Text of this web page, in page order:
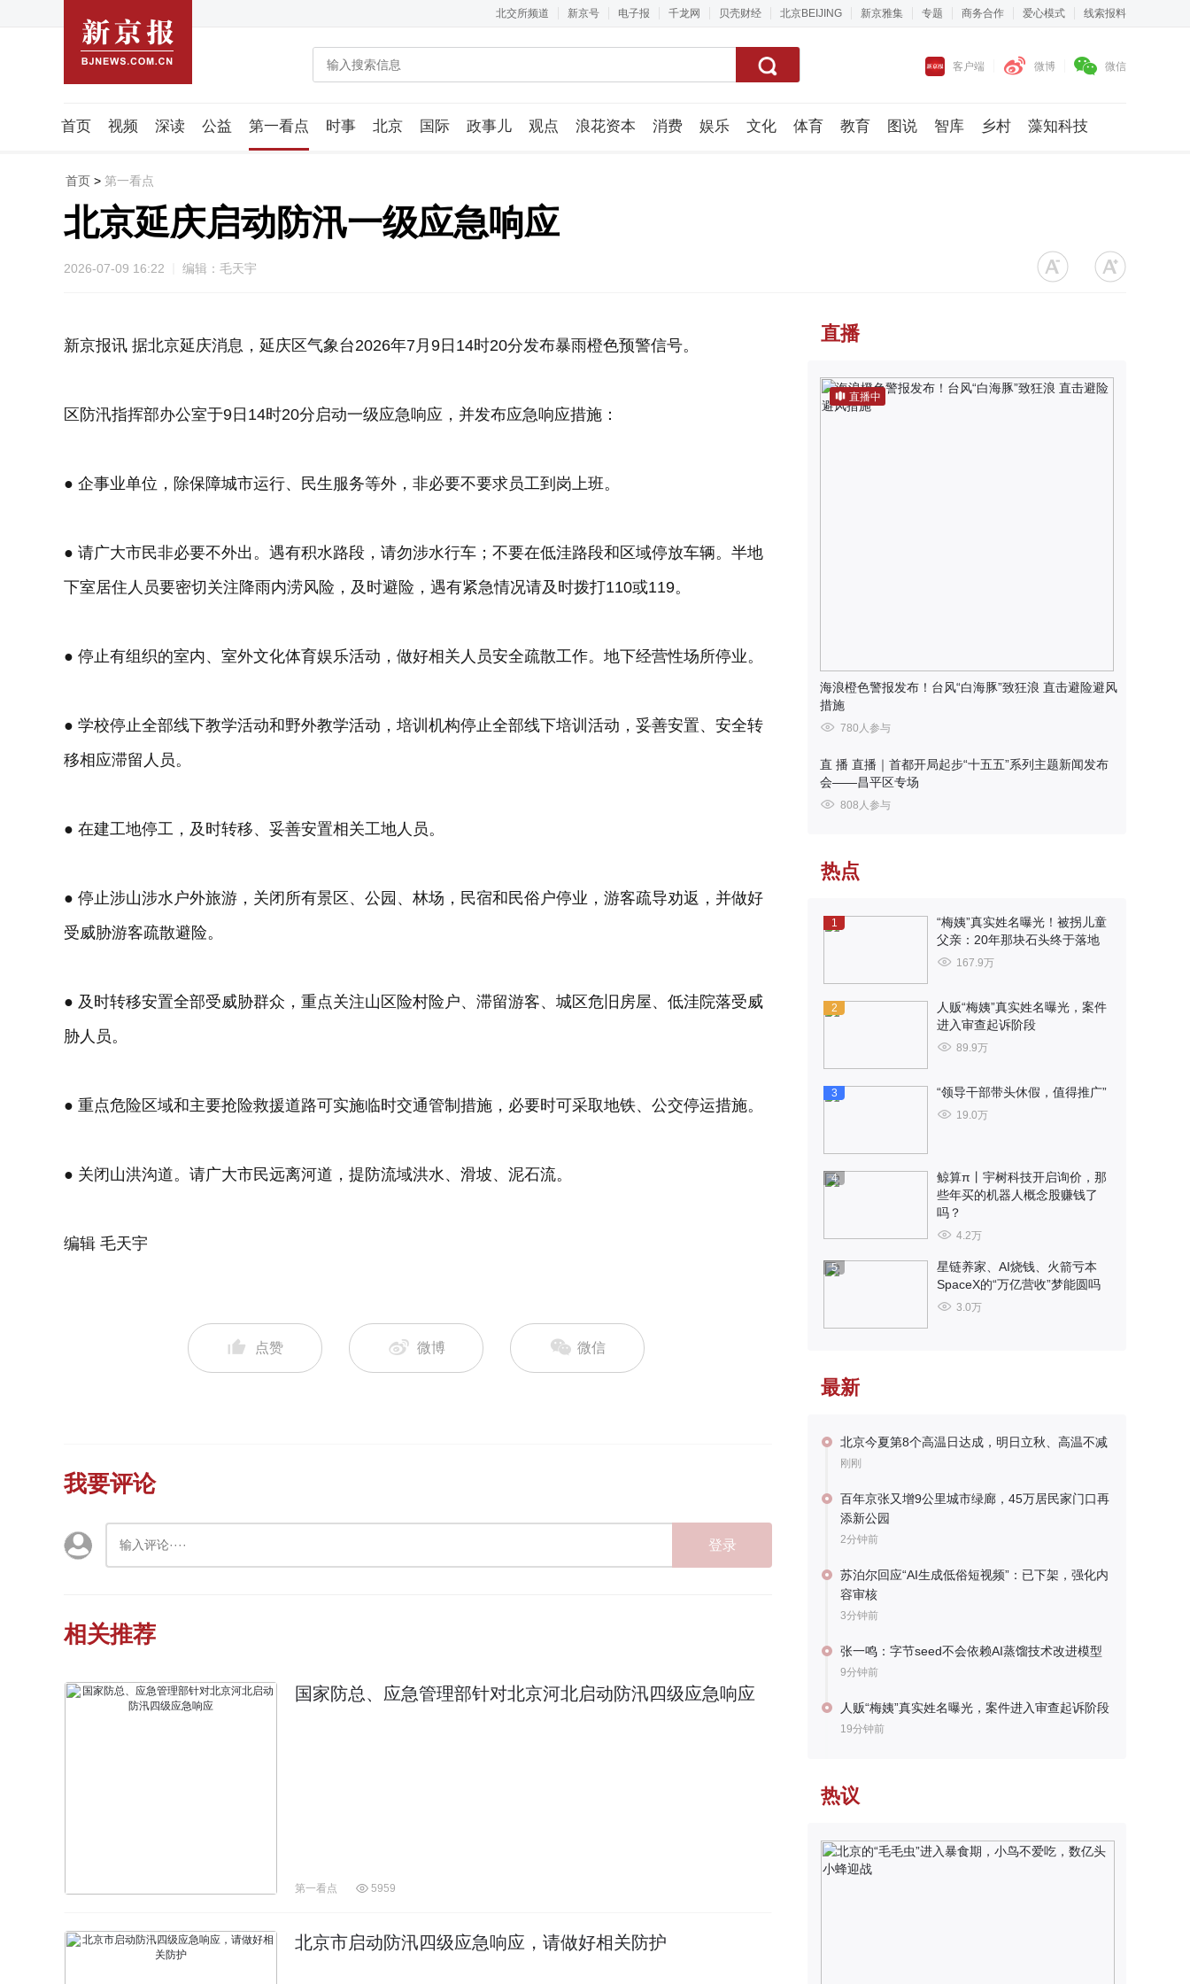
北交所频道 新京号 电子报 千龙网 贝壳财经 北京BEIJING 新京雅集 专题 商务合作 爱心模式 线索报料
客户端 微博 微信
首页 视频 深读 公益 第一看点 时事 北京 国际 政事儿 观点 浪花资本 消费 娱乐 文化 体育 教育 图说 智库 乡村 藻知科技
潮流智造局
首页 > 第一看点
北京延庆启动防汛一级应急响应
2026-07-09 16:22 编辑：毛天宇
新京报讯 据北京延庆消息，延庆区气象台2026年7月9日14时20分发布暴雨橙色预警信号。
区防汛指挥部办公室于9日14时20分启动一级应急响应，并发布应急响应措施：
● 企事业单位，除保障城市运行、民生服务等外，非必要不要求员工到岗上班。
● 请广大市民非必要不外出。遇有积水路段，请勿涉水行车；不要在低洼路段和区域停放车辆。半地
下室居住人员要密切关注降雨内涝风险，及时避险，遇有紧急情况请及时拨打110或119。
● 停止有组织的室内、室外文化体育娱乐活动，做好相关人员安全疏散工作。地下经营性场所停业。
● 学校停止全部线下教学活动和野外教学活动，培训机构停止全部线下培训活动，妥善安置、安全转
移相应滞留人员。
● 在建工地停工，及时转移、妥善安置相关工地人员。
● 停止涉山涉水户外旅游，关闭所有景区、公园、林场，民宿和民俗户停业，游客疏导劝返，并做好
受威胁游客疏散避险。
● 及时转移安置全部受威胁群众，重点关注山区险村险户、滞留游客、城区危旧房屋、低洼院落受威
胁人员。
● 重点危险区域和主要抢险救援道路可实施临时交通管制措施，必要时可采取地铁、公交停运措施。
● 关闭山洪沟道。请广大市民远离河道，提防流域洪水、滑坡、泥石流。
编辑 毛天宇
点赞 微博 微信
我要评论
登录
相关推荐
国家防总、应急管理部针对北京河北启动防汛四级应急响应
第一看点 5959
北京市启动防汛四级应急响应，请做好相关防护
直播
直播中
海浪橙色警报发布！台风“白海豚”致狂浪 直击避险避风
措施
780人参与
直 播 直播｜首都开局起步“十五五”系列主题新闻发布
会——昌平区专场
808人参与
热点
1
“梅姨”真实姓名曝光！被拐儿童
父亲：20年那块石头终于落地
167.9万
2
人贩“梅姨”真实姓名曝光，案件
进入审查起诉阶段
89.9万
3 “领导干部带头休假，值得推广”
19.0万
4
鲸算π丨宇树科技开启询价，那
些年买的机器人概念股赚钱了
吗？
4.2万
5
星链养家、AI烧钱、火箭亏本
SpaceX的“万亿营收”梦能圆吗
3.0万
最新
北京今夏第8个高温日达成，明日立秋、高温不减
刚刚
百年京张又增9公里城市绿廊，45万居民家门口再
添新公园
2分钟前
苏泊尔回应“AI生成低俗短视频”：已下架，强化内
容审核
3分钟前
张一鸣：字节seed不会依赖AI蒸馏技术改进模型
9分钟前
人贩“梅姨”真实姓名曝光，案件进入审查起诉阶段
19分钟前
热议